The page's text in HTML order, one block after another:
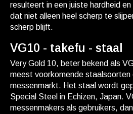
resulteert in een juiste hardheid
dat niet alleen heel scherp te
scherp blijft.
VG10 - takefu - staal
Very Gold 10, beter bekend als
meest voorkomende staalsoorten
messenmarkt. Het staal wordt
Special Steel in Echizen, Japan.
messenmakers als gebruikers,